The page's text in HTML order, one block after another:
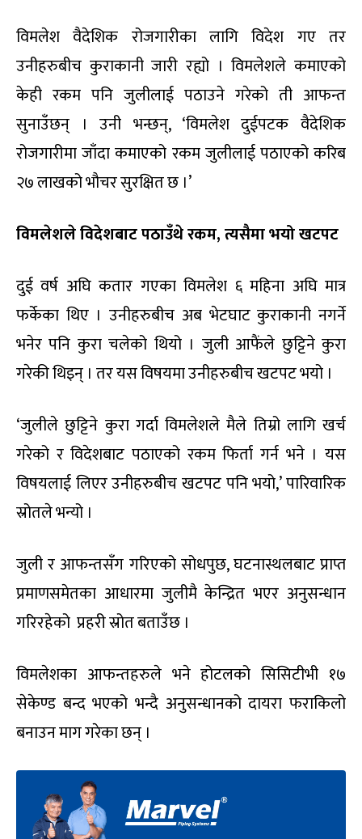
विमलेश वैदेशिक रोजगारीका लागि विदेश गए तर
उनीहरुबीच कुराकानी जारी रह्यो । विमलेशले कमाएको
केही रकम पनि जुलीलाई पठाउने गरेको ती आफन्त
सुनाउँछन् । उनी भन्छन्, ‘विमलेश दुईपटक वैदेशिक
रोजगारीमा जाँदा कमाएको रकम जुलीलाई पठाएको करिब
२७ लाखको भौचर सुरक्षित छ ।’
विमलेशले विदेशबाट पठाउँथे रकम, त्यसैमा भयो खटपट
दुई वर्ष अघि कतार गएका विमलेश ६ महिना अघि मात्र
फर्केका थिए । उनीहरुबीच अब भेटघाट कुराकानी नगर्ने
भनेर पनि कुरा चलेको थियो । जुली आफैंले छुट्टिने कुरा
गरेकी थिइन् । तर यस विषयमा उनीहरुबीच खटपट भयो ।
‘जुलीले छुट्टिने कुरा गर्दा विमलेशले मैले तिम्रो लागि खर्च
गरेको र विदेशबाट पठाएको रकम फिर्ता गर्न भने । यस
विषयलाई लिएर उनीहरुबीच खटपट पनि भयो,’ पारिवारिक
स्रोतले भन्यो ।
जुली र आफन्तसँग गरिएको सोधपुछ, घटनास्थलबाट प्राप्त
प्रमाणसमेतका आधारमा जुलीमै केन्द्रित भएर अनुसन्धान
गरिरहेको प्रहरी स्रोत बताउँछ ।
विमलेशका आफन्तहरुले भने होटलको सिसिटीभी १७
सेकेण्ड बन्द भएको भन्दै अनुसन्धानको दायरा फराकिलो
बनाउन माग गरेका छन् ।